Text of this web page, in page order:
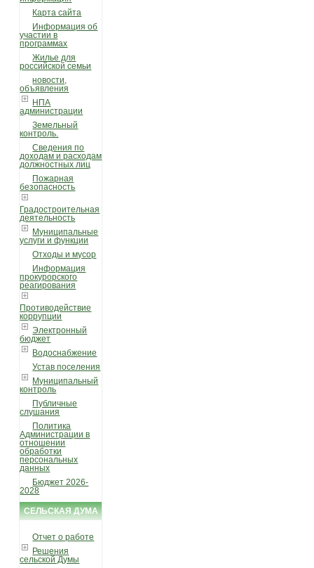
Карта сайта
Информация об
участии в
программах
Жилье для
российской семьи
новости,
объявления
НПА
администрации
Земельный
контроль.
Сведения по
доходам и расходам
должностных лиц
Пожарная
безопасность
Градостроительная
деятельность
Муниципальные
услуги и функции
Отходы и мусор
Информация
прокурорского
реагирования
Противодействие
коррупции
Электронный
бюджет
Водоснабжение
Устав поселения
Муниципальный
контроль
Публичные
слушания
Политика
Администрации в
отношении
обработки
персональных
данных
Бюджет 2026-
2028
СЕЛЬСКАЯ ДУМА
Отчет о работе
Решения
сельской Думы